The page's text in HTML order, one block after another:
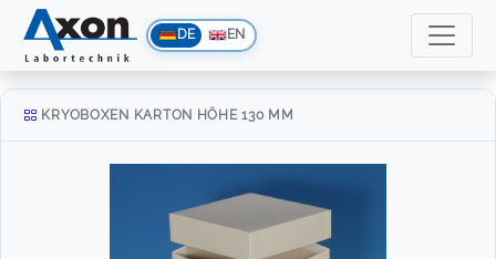
DE EN
KRYOBOXEN KARTON HÖHE 130 MM